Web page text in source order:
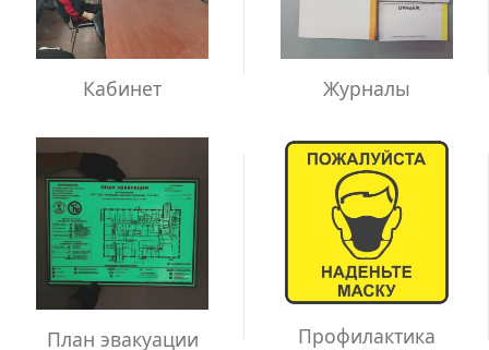
Кабинет Журналы
План эвакуации Профилактика